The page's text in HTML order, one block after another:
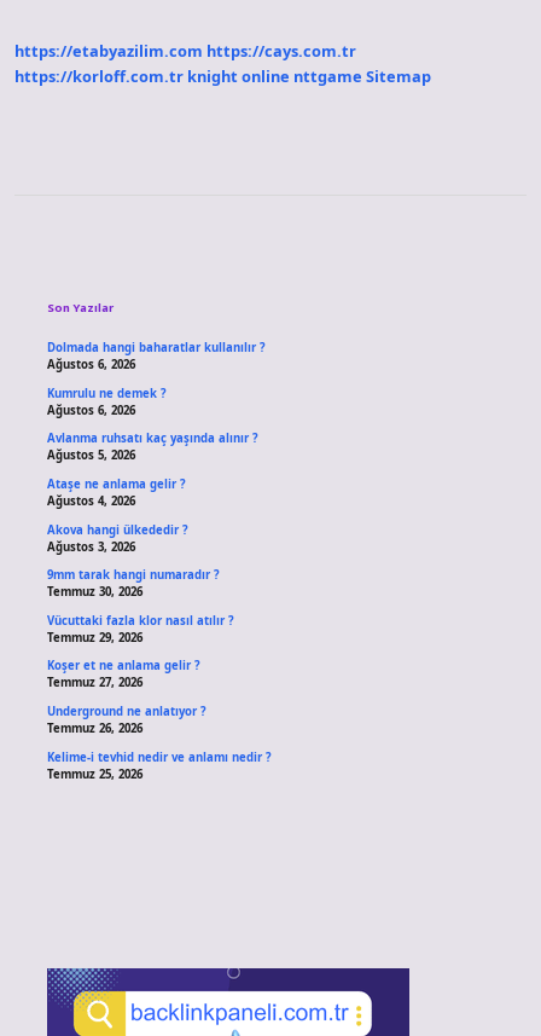
https://etabyazilim.com https://cays.com.tr
https://korloff.com.tr knight online nttgame Sitemap
Son Yazılar
Dolmada hangi baharatlar kullanılır ?
Ağustos 6, 2026
Kumrulu ne demek ?
Ağustos 6, 2026
Avlanma ruhsatı kaç yaşında alınır ?
Ağustos 5, 2026
Ataşe ne anlama gelir ?
Ağustos 4, 2026
Akova hangi ülkededir ?
Ağustos 3, 2026
9mm tarak hangi numaradır ?
Temmuz 30, 2026
Vücuttaki fazla klor nasıl atılır ?
Temmuz 29, 2026
Koşer et ne anlama gelir ?
Temmuz 27, 2026
Underground ne anlatıyor ?
Temmuz 26, 2026
Kelime-i tevhid nedir ve anlamı nedir ?
Temmuz 25, 2026